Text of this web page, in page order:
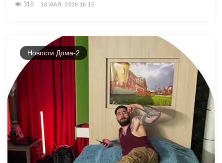
316 18 МАЯ, 2026 16:15
Новости Дома-2